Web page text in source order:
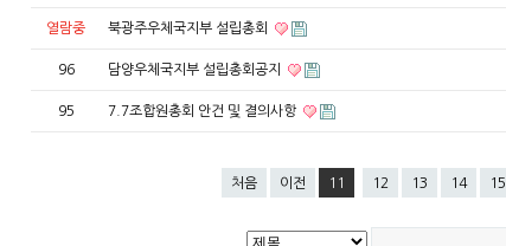
열람중 북광주우체국지부 설립총회
96 담양우체국지부 설립총회공지
95 7.7조합원총회 안건 및 결의사항
처음 이전 11 12 13 14 15